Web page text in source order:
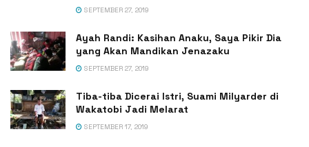
SEPTEMBER 27, 2019
Ayah Randi: Kasihan Anaku, Saya Pikir Dia
yang Akan Mandikan Jenazaku
SEPTEMBER 27, 2019
Tiba-tiba Dicerai Istri, Suami Milyarder di
Wakatobi Jadi Melarat
SEPTEMBER 17, 2019